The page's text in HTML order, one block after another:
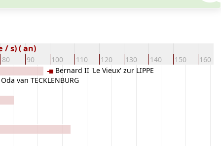
80 90 100 110 120 130 140 150 160
/ s) ( an)
Oda van TECKLENBURG
Bernard II 'Le Vieux' zur LIPPE